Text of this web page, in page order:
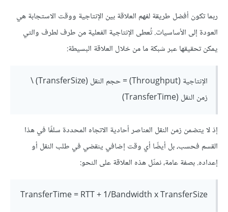
ربما تكون أفضل طريقة لفهم العلاقة بين الإنتاجية ووقت الاستجابة هي
العودة إلى الأساسيات. تُعطى الإنتاجية الفعلية من طرف لطرف والتي
يمكن تحقيقها عبر شبكة ما من خلال العلاقة البسيطة:
الإنتاجية (Throughput) = حجم النقل (TransferSize) \
زمن النقل (TransferTime)
إذ لا يتضمن زمن النقل العناصر أحادية الاتجاه المحددة سلفًا في هذا
القسم فحسب، بل أيضًا أي وقت إضافي ينقضي في طلب النقل أو
إعداده. بصفة عامة، نمثّل هذه العلاقة على النحو:
TransferTime = RTT + 1/Bandwidth x TransferSize